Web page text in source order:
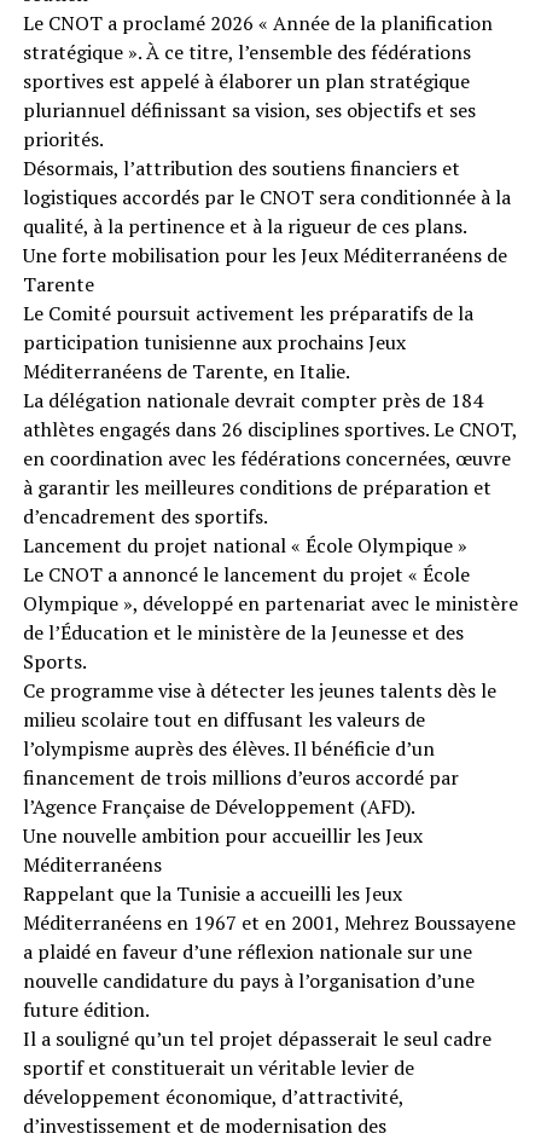
Le CNOT a proclamé 2026 « Année de la planification
stratégique ». À ce titre, l’ensemble des fédérations
sportives est appelé à élaborer un plan stratégique
pluriannuel définissant sa vision, ses objectifs et ses
priorités.
Désormais, l’attribution des soutiens financiers et
logistiques accordés par le CNOT sera conditionnée à la
qualité, à la pertinence et à la rigueur de ces plans.
Une forte mobilisation pour les Jeux Méditerranéens de
Tarente
Le Comité poursuit activement les préparatifs de la
participation tunisienne aux prochains Jeux
Méditerranéens de Tarente, en Italie.
La délégation nationale devrait compter près de 184
athlètes engagés dans 26 disciplines sportives. Le CNOT,
en coordination avec les fédérations concernées, œuvre
à garantir les meilleures conditions de préparation et
d’encadrement des sportifs.
Lancement du projet national « École Olympique »
Le CNOT a annoncé le lancement du projet « École
Olympique », développé en partenariat avec le ministère
de l’Éducation et le ministère de la Jeunesse et des
Sports.
Ce programme vise à détecter les jeunes talents dès le
milieu scolaire tout en diffusant les valeurs de
l’olympisme auprès des élèves. Il bénéficie d’un
financement de trois millions d’euros accordé par
l’Agence Française de Développement (AFD).
Une nouvelle ambition pour accueillir les Jeux
Méditerranéens
Rappelant que la Tunisie a accueilli les Jeux
Méditerranéens en 1967 et en 2001, Mehrez Boussayene
a plaidé en faveur d’une réflexion nationale sur une
nouvelle candidature du pays à l’organisation d’une
future édition.
Il a souligné qu’un tel projet dépasserait le seul cadre
sportif et constituerait un véritable levier de
développement économique, d’attractivité,
d’investissement et de modernisation des